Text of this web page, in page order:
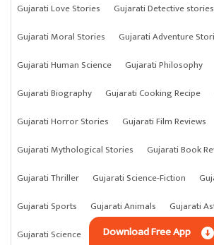
Gujarati Love Stories
Gujarati Detective stories
Gujarati Moral Stories
Gujarati Adventure
Gujarati Human Science
Gujarati Philosophy
Gujarati Biography
Gujarati Cooking Recipe
Gujarati Horror Stories
Gujarati Film Reviews
Gujarati Mythological Stories
Gujarati Book
Gujarati Thriller
Gujarati Science-Fiction
Gujarati Sports
Gujarati Animals
Gujarati
Gujarati Science
Gujarati Anything Gujarati
Download Free App